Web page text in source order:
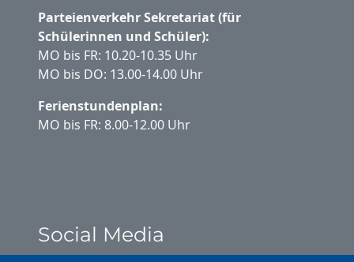
Parteienverkehr Sekretariat (für
Schülerinnen und Schüler):
MO bis FR: 10.20-10.35 Uhr
MO bis DO: 13.00-14.00 Uhr
Ferienstundenplan:
MO bis FR: 8.00-12.00 Uhr
Social Media